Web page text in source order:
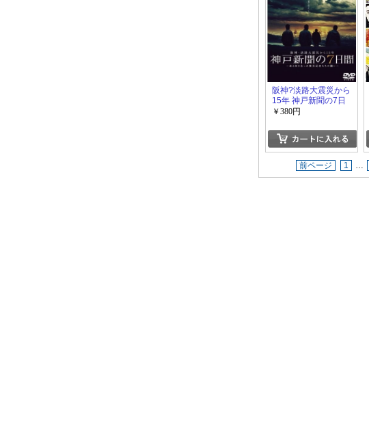
阪神?淡路大震災から
15年 神戸新聞の7日
間 ~命と向き合った被
￥380円
前ページ 1 …